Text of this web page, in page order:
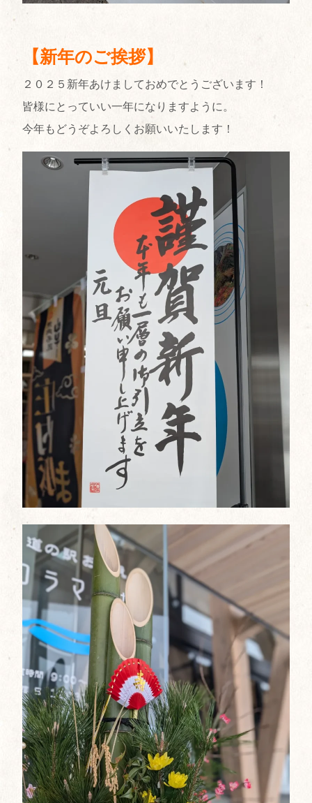
【新年のご挨拶】
２０２５新年あけましておめでとうございます！
皆様にとっていい一年になりますように。
今年もどうぞよろしくお願いいたします！